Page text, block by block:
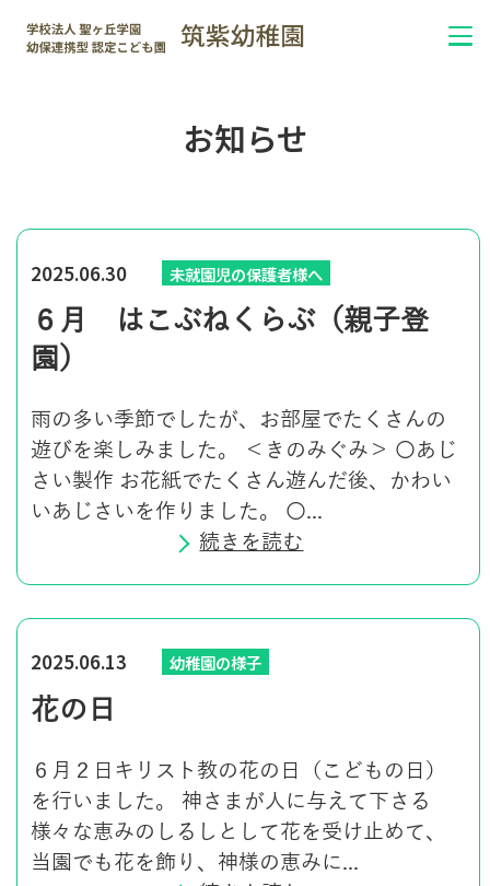
お知らせ
2025.06.30 未就園児の保護者様へ
６月 はこぶねくらぶ（親子登
園）
雨の多い季節でしたが、お部屋でたくさんの
遊びを楽しみました。 ＜きのみぐみ＞ 〇あじ
さい製作 お花紙でたくさん遊んだ後、かわい
いあじさいを作りました。 〇...
続きを読む
2025.06.13 幼稚園の様子
花の日
６月２日キリスト教の花の日（こどもの日）
を行いました。 神さまが人に与えて下さる
様々な恵みのしるしとして花を受け止めて、
当園でも花を飾り、神様の恵みに...